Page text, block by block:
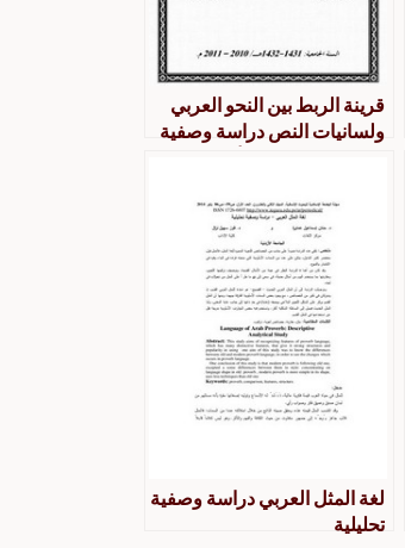
قرينة الربط بين النحو العربي
ولسانيات النص دراسة وصفية
لغة المثل العربي دراسة وصفية
تحليلية